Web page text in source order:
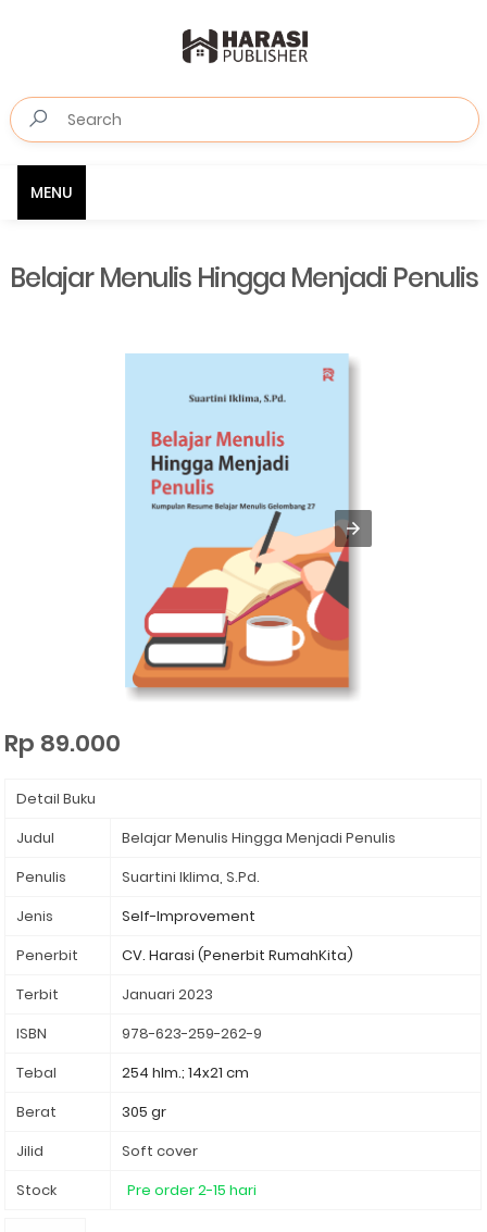
MENU
Belajar Menulis Hingga Menjadi Penulis
Rp 89.000
Detail Buku
Judul
Belajar Menulis Hingga Menjadi Penulis
Penulis
Suartini Iklima, S.Pd.
Jenis
Self-Improvement
Penerbit
CV. Harasi (Penerbit RumahKita)
Terbit
Januari 2023
ISBN
978-623-259-262-9
Tebal
254 hlm.; 14x21 cm
Berat
305 gr
Jilid
Soft cover
Stock
Pre order 2-15 hari